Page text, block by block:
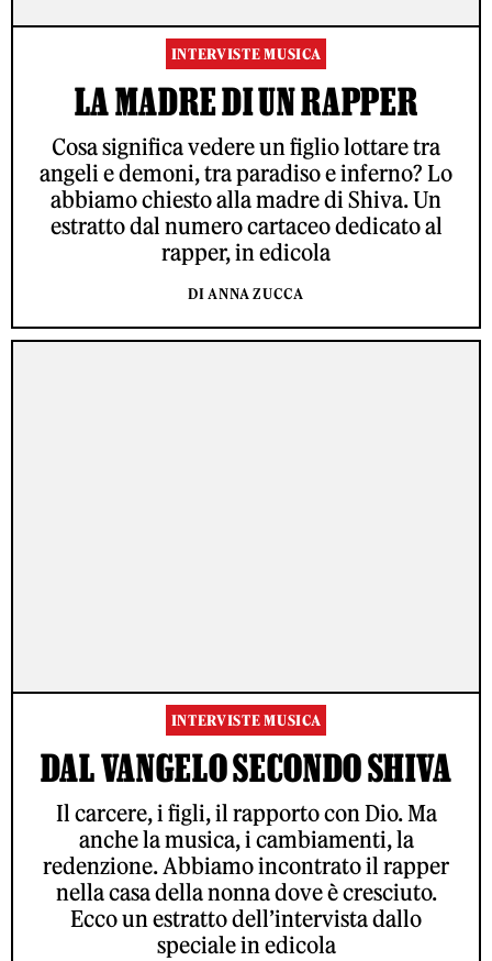
INTERVISTE MUSICA
LA MADRE DI UN RAPPER
Cosa significa vedere un figlio lottare tra
angeli e demoni, tra paradiso e inferno? Lo
abbiamo chiesto alla madre di Shiva. Un
estratto dal numero cartaceo dedicato al
rapper, in edicola
DI ANNA ZUCCA
INTERVISTE MUSICA
DAL VANGELO SECONDO SHIVA
Il carcere, i figli, il rapporto con Dio. Ma
anche la musica, i cambiamenti, la
redenzione. Abbiamo incontrato il rapper
nella casa della nonna dove è cresciuto.
Ecco un estratto dell’intervista dallo
speciale in edicola